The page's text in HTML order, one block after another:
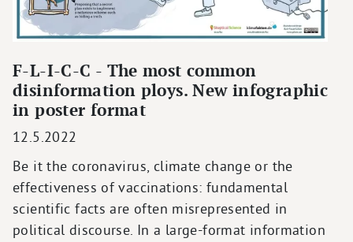
F-L-I-C-C - The most common
disinformation ploys. New infographic
in poster format
12.5.2022
Be it the coronavirus, climate change or the
effectiveness of vaccinations: fundamental
scientific facts are often misrepresented in
political discourse. In a large-format information